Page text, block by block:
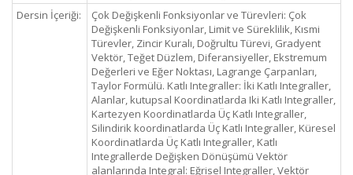
Dersin İçeriği:
Çok Değişkenli Fonksiyonlar ve Türevleri: Çok
Değişkenli Fonksiyonlar, Limit ve Süreklilik, Kısmi
Türevler, Zincir Kuralı, Doğrultu Türevi, Gradyent
Vektör, Teğet Düzlem, Diferansiyeller, Ekstremum
Değerleri ve Eğer Noktası, Lagrange Çarpanları,
Taylor Formülü. Katlı Integraller: İki Katlı Integraller,
Alanlar, kutupsal Koordinatlarda Iki Katlı Integraller,
Kartezyen Koordinatlarda Üç Katlı Integraller,
Silindirik koordinatlarda Üç Katlı Integraller, Küresel
Koordinatlarda Üç Katlı Integraller, Katlı
Integrallerde Değişken Dönüşümü Vektör
alanlarında Integral: Eğrisel Integraller, Vektör